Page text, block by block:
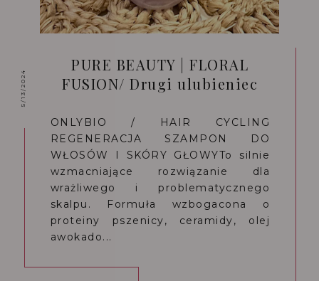
5/13/2024
PURE BEAUTY | FLORAL
FUSION/ Drugi ulubieniec
ONLYBIO / HAIR CYCLING
REGENERACJA SZAMPON DO
WŁOSÓW I SKÓRY GŁOWYTo silnie
wzmacniające rozwiązanie dla
wrażliwego i problematycznego
skalpu. Formuła wzbogacona o
proteiny pszenicy, ceramidy, olej
awokado...